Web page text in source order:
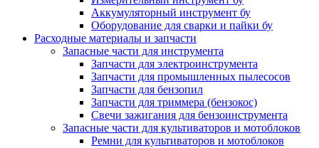
Аккумуляторный инструмент бу
Оборудование для сварки и пайки бу
Расходные материалы и запчасти
Запасные части для инструмента
Запчасти для электроинструмента
Запчасти для промышленных пылесосов
Запчасти для бензопил
Запчасти для триммера (бензокос)
Свечи зажигания для бензоинструмента
Запасные части для культиваторов и мотоблоков
Ремни для культиваторов и мотоблоков